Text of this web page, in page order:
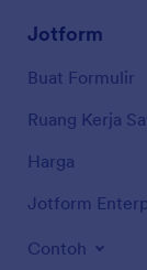
Jotform
Buat Formulir
Ruang Kerja
Harga
Jotform
Contoh